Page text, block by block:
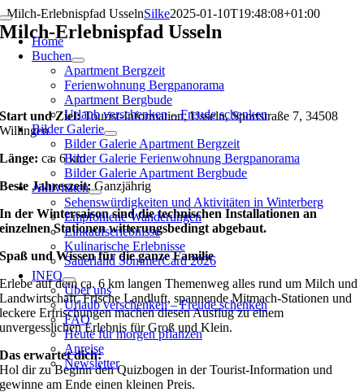
Zum
Inhalt
springen
Toggle
Navigation
Home
Buchen
Apartment Bergzeit
Ferienwohnung Bergpanorama
Apartment Bergbude
Urlaub verschenken – Freude schenken
Bilder Galerie
Bilder Galerie Apartment Bergzeit
Bilder Galerie Ferienwohnung Bergpanorama
Bilder Galerie Apartment Bergbude
Aktivitäten
Sehenswürdigkeiten und Aktivitäten in Winterberg
Empfohlene Wanderungen
Einkaufserlebnisse
Kulinarische Erlebnisse
Sauerland SommerCard 2026
INFO
Über uns
Urlaub verschenken – Freude schenken
FAQ
Heute für morgen pflanzen
Anreise
Newsletter
Milch-Erlebnispfad UsselnSilke2025-01-10T19:48:08+01:00
Milch-Erlebnispfad Usseln
Start und Ziel:Tourist-Information, Usseln, Sportstraße 7, 34508
Willingen
Länge: ca. 6 km
Beste Jahreszeit: Ganzjährig
In der Wintersaison sind die technischen Installationen an
einzelnen Stationen witterungsbedingt abgebaut.
Spaß und Wissen für die ganze Familie
Erlebe auf dem ca. 6 km langen Themenweg alles rund um Milch und
Landwirtschaft. Frische Landluft, spannende Mitmach-Stationen und
leckere Erfrischungen machen diesen Ausflug zu einem
unvergesslichen Erlebnis für Groß und Klein.
Das erwartet dich:
Hol dir zu Beginn den Quizbogen in der Tourist-Information und
gewinne am Ende einen kleinen Preis.